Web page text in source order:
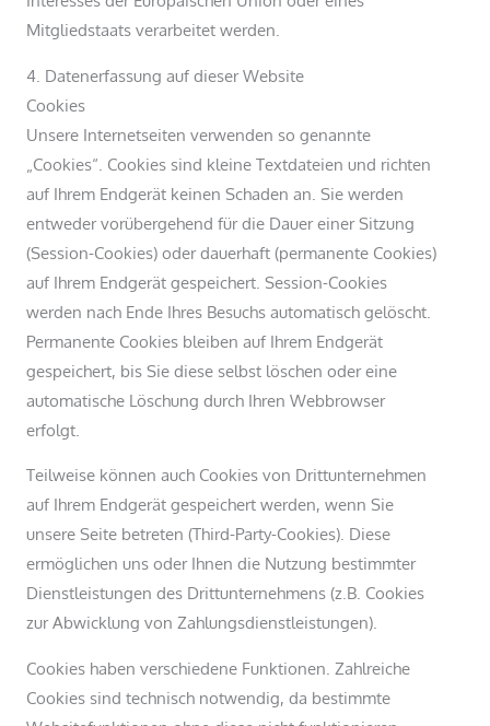
Mitgliedstaats verarbeitet werden.
4. Datenerfassung auf dieser Website
Cookies
Unsere Internetseiten verwenden so genannte
„Cookies“. Cookies sind kleine Textdateien und richten
auf Ihrem Endgerät keinen Schaden an. Sie werden
entweder vorübergehend für die Dauer einer Sitzung
(Session-Cookies) oder dauerhaft (permanente Cookies)
auf Ihrem Endgerät gespeichert. Session-Cookies
werden nach Ende Ihres Besuchs automatisch gelöscht.
Permanente Cookies bleiben auf Ihrem Endgerät
gespeichert, bis Sie diese selbst löschen oder eine
automatische Löschung durch Ihren Webbrowser
erfolgt.
Teilweise können auch Cookies von Drittunternehmen
auf Ihrem Endgerät gespeichert werden, wenn Sie
unsere Seite betreten (Third-Party-Cookies). Diese
ermöglichen uns oder Ihnen die Nutzung bestimmter
Dienstleistungen des Drittunternehmens (z.B. Cookies
zur Abwicklung von Zahlungsdienstleistungen).
Cookies haben verschiedene Funktionen. Zahlreiche
Cookies sind technisch notwendig, da bestimmte